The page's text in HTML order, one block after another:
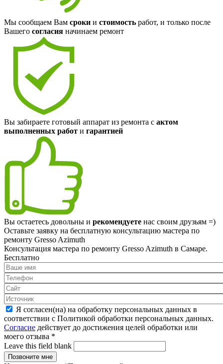
Мы сообщаем Вам сроки и стоимость работ, и только после
Вашего согласия начинаем ремонт
Вы забираете готовый аппарат из ремонта с актом
выполненных работ и гарантией
Вы остаетесь довольны и рекомендуете нас своим друзьям =)
Оставьте заявку на бесплатную консультацию мастера по
ремонту Gresso Azimuth
Консультация мастера по ремонту Gresso Azimuth в Самаре.
Бесплатно
Я согласен(на) на обработку персональных данных в
соответствии с Политикой обработки персональных данных.
Согласие действует до достижения целей обработки или
моего отзыва *
Leave this field blank